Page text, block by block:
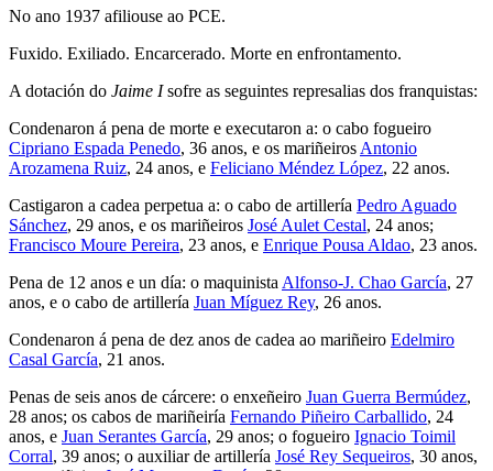
No ano 1937 afiliouse ao PCE.
Fuxido. Exiliado. Encarcerado. Morte en enfrontamento.
A dotación do Jaime Isofre as seguintes represalias dos franquistas:
Condenaron á pena de morte e executaron a: o cabo fogueiro
Cipriano Espada Penedo, 36 anos, e os mariñeiros Antonio
Arozamena Ruiz, 24 anos, e Feliciano Méndez López, 22 anos.
Castigaron a cadea perpetua a: o cabo de artillería Pedro Aguado
Sánchez, 29 anos, e os mariñeiros José Aulet Cestal, 24 anos;
Francisco Moure Pereira, 23 anos, e Enrique Pousa Aldao, 23 anos.
Pena de 12 anos e un día: o maquinista Alfonso-J. Chao García, 27
anos, e o cabo de artillería Juan Míguez Rey, 26 anos.
Condenaron á pena de dez anos de cadea ao mariñeiro Edelmiro
Casal García, 21 anos.
Penas de seis anos de cárcere: o enxeñeiro Juan Guerra Bermúdez,
28 anos; os cabos de mariñeiría Fernando Piñeiro Carballido, 24
anos, e Juan Serantes García, 29 anos; o fogueiro Ignacio Toimil
Corral, 39 anos; o auxiliar de artillería José Rey Sequeiros, 30 anos,